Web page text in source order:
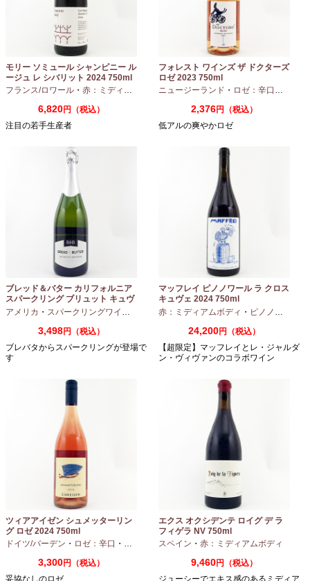
モリー ソミュール シャンピニー ル
ージュ レ シバリット 2024 750ml
フランス/ロワール ・ 赤：ミディアムボディ ・カベルネフラン
6,820円（税込）
注目の若手生産者
フォレスト ワインズ ザ ドクターズ
ロゼ 2023 750ml
ニュージーランド ・ ロゼ：辛口 ・
2,376円（税込）
低アルの爽やかロゼ
ブレッド＆バター カリフォルニア
スパークリング ブリュット キュヴ
ェ NV 750ml
アメリカ ・ スパークリングワイン シャルドネ
3,498円（税込）
ブレバタからスパークリングが登場で
す
マッフレイ ピノノワール ラ クロス
キュヴェ 2024 750ml
赤：ミディアムボディ ・ ピノノワール
24,200円（税込）
【超限定】マッフレイとレ・ジャルダ
ン・ヴィヴァンのコラボワイン
ツィアアイゼン シュメッターリン
グ ロゼ 2024 750ml
ドイツ/バーデン ・ ロゼ：辛口 ・ ピノノワール
3,300円（税込）
エクス オクシデンテ ロイグ デ ラ
フィゲラ NV 750ml
（2022/2023）
スペイン ・ 赤：ミディアムボディ
9,460円（税込）